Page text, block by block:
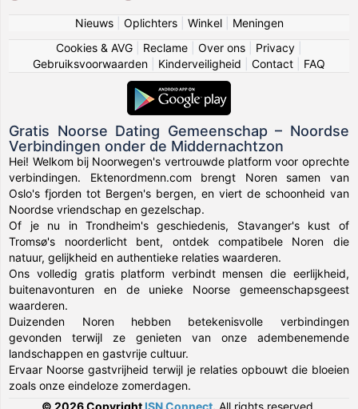
Nieuws| Oplichters| Winkel| Meningen
Cookies & AVG
Reclame Over ons Privacy
Gebruiksvoorwaarden
Kinderveiligheid Contact FAQ
Gratis Noorse Dating Gemeenschap – Noordse
Verbindingen onder de Middernachtzon
Hei! Welkom bij Noorwegen's vertrouwde platform voor oprechte
verbindingen. Ektenordmenn.com brengt Noren samen van
Oslo's fjorden tot Bergen's bergen, en viert de schoonheid van
Noordse vriendschap en gezelschap.
Of je nu in Trondheim's geschiedenis, Stavanger's kust of
Tromsø's noorderlicht bent, ontdek compatibele Noren die
natuur, gelijkheid en authentieke relaties waarderen.
Ons volledig gratis platform verbindt mensen die eerlijkheid,
buitenavonturen en de unieke Noorse gemeenschapsgeest
waarderen.
Duizenden Noren hebben betekenisvolle verbindingen
gevonden terwijl ze genieten van onze adembenemende
landschappen en gastvrije cultuur.
Ervaar Noorse gastvrijheid terwijl je relaties opbouwt die bloeien
zoals onze eindeloze zomerdagen.
© 2026 Copyright ISN Connect All rights reserved.